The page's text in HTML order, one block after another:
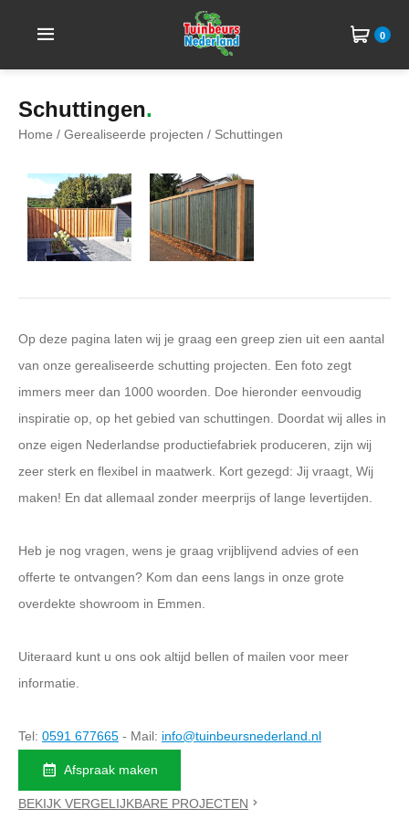
0
Schuttingen
Home / Gerealiseerde projecten / Schuttingen
Op deze pagina laten wij je graag een greep zien uit een aantal
van onze gerealiseerde schutting projecten. Een foto zegt
immers meer dan 1000 woorden. Doe hieronder eenvoudig
inspiratie op, op het gebied van schuttingen. Doordat wij alles in
onze eigen Nederlandse productiefabriek produceren, zijn wij
zeer sterk en flexibel in maatwerk. Kort gezegd: Jij vraagt, Wij
maken! En dat allemaal zonder meerprijs of lange levertijden.
Heb je nog vragen, wens je graag vrijblijvend advies of een
offerte te ontvangen? Kom dan eens langs in onze grote
overdekte showroom in Emmen.
Uiteraard kunt u ons ook altijd bellen of mailen voor meer
informatie.
Tel: 0591 677665 - Mail: info@tuinbeursnederland.nl
Afspraak maken
BEKIJK VERGELIJKBARE PROJECTEN